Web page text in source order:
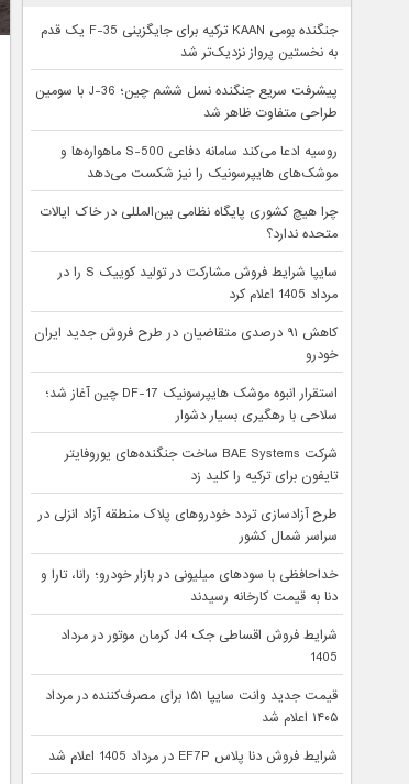
جنگنده بومی KAAN ترکیه برای جایگزینی F-35 یک قدم
به نخستین پرواز نزدیک‌تر شد
پیشرفت سریع جنگنده نسل ششم چین؛ J-36 با سومین
طراحی متفاوت ظاهر شد
روسیه ادعا می‌کند سامانه دفاعی S-500 ماهواره‌ها و
موشک‌های هایپرسونیک را نیز شکست می‌دهد
چرا هیچ کشوری پایگاه نظامی بین‌المللی در خاک ایالات
متحده ندارد؟
سایپا شرایط فروش مشارکت در تولید کوییک S را در
مرداد 1405 اعلام کرد
کاهش ۹۱ درصدی متقاضیان در طرح فروش جدید ایران
خودرو
استقرار انبوه موشک هایپرسونیک DF-17 چین آغاز شد؛
سلاحی با رهگیری بسیار دشوار
شرکت BAE Systems ساخت جنگنده‌های یوروفایتر
تایفون برای ترکیه را کلید زد
طرح آزادسازی تردد خودروهای پلاک منطقه آزاد انزلی در
سراسر شمال کشور
خداحافظی با سودهای میلیونی در بازار خودرو؛ رانا، تارا و
دنا به قیمت کارخانه رسیدند
شرایط فروش اقساطی جک J4 کرمان موتور در مرداد
1405
قیمت جدید وانت سایپا ۱۵۱ برای مصرف‌کننده در مرداد
۱۴۰۵ اعلام شد
شرایط فروش دنا پلاس EF7P در مرداد 1405 اعلام شد